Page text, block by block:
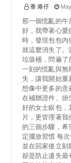
香 港仔 May
那一個慌亂的午
好，我帶著心愛
時，發現包包
就這麼消失了。
垃圾桶，問遍了
一刻的慌亂與無
失，讓我開始
想像中更多的
在補辦證件、掛
好的女士銀包，
片，更管理著
的三個步驟，希
定擺放習慣 每
並在回家後立刻
卻是防止遺失最